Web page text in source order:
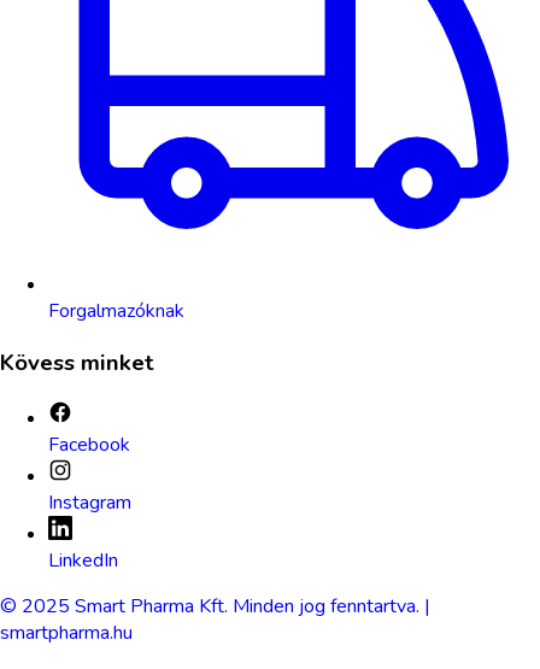
Forgalmazóknak
Kövess minket
Facebook
Instagram
LinkedIn
© 2025 Smart Pharma Kft. Minden jog fenntartva. |
smartpharma.hu